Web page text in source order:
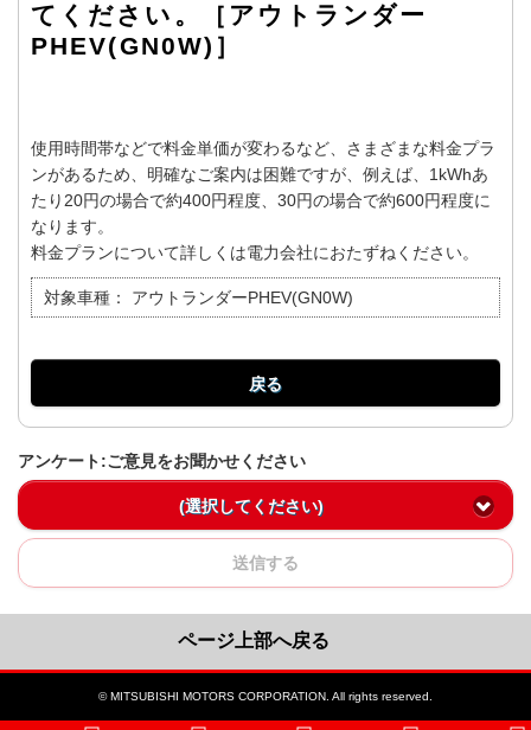
てください。［アウトランダー
PHEV(GN0W)］
使用時間帯などで料金単価が変わるなど、さまざまな料金プラ
ンがあるため、明確なご案内は困難ですが、例えば、1kWhあ
たり20円の場合で約400円程度、30円の場合で約600円程度に
なります。
料金プランについて詳しくは電力会社におたずねください。
対象車種： アウトランダーPHEV(GN0W)
戻る
アンケート:ご意見をお聞かせください
(選択してください)
送信する
ページ上部へ戻る
© MITSUBISHI MOTORS CORPORATION. All rights reserved.